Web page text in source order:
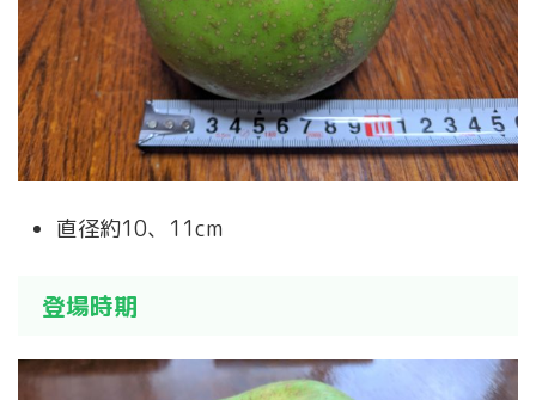
直径約10、11cm
登場時期